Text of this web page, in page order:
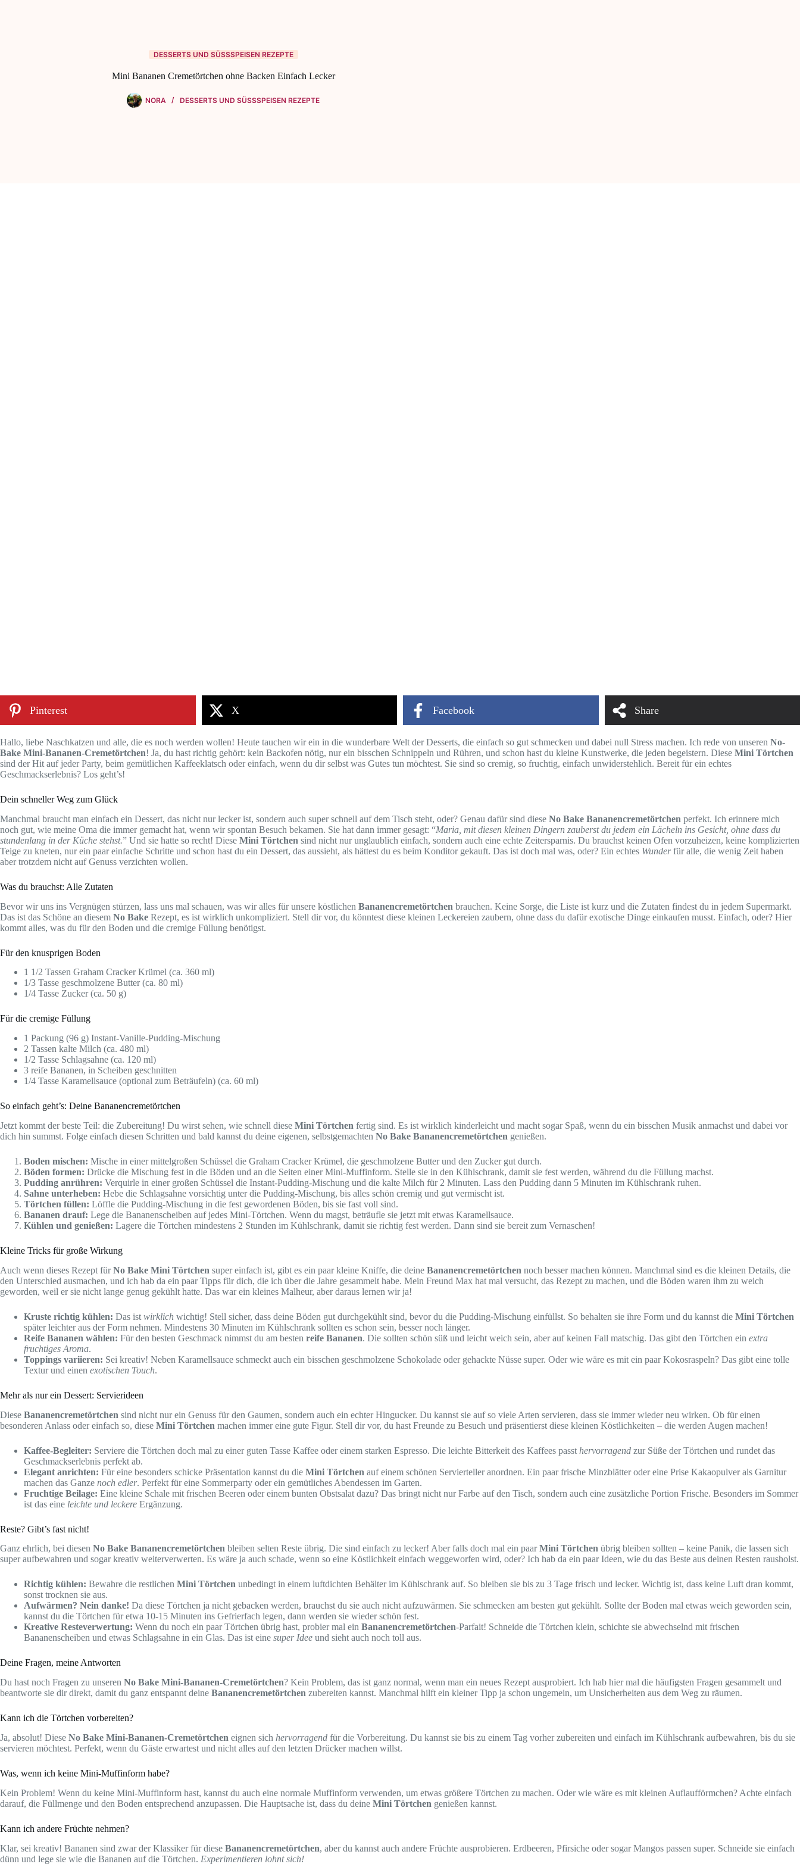
DESSERTS UND SÜSSSPEISEN REZEPTE
Mini Bananen Cremetörtchen ohne Backen Einfach Lecker
NORA DESSERTS UND SÜSSSPEISEN REZEPTE
Pinterest X Facebook Share
Hallo, liebe Naschkatzen und alle, die es noch werden wollen! Heute tauchen wir ein in die wunderbare Welt der Desserts, die einfach so gut schmecken und dabei null Stress machen. Ich rede von unseren No-
Bake Mini-Bananen-Cremetörtchen! Ja, du hast richtig gehört: kein Backofen nötig, nur ein bisschen Schnippeln und Rühren, und schon hast du kleine Kunstwerke, die jeden begeistern. Diese Mini Törtchen
sind der Hit auf jeder Party, beim gemütlichen Kaffeeklatsch oder einfach, wenn du dir selbst was Gutes tun möchtest. Sie sind so cremig, so fruchtig, einfach unwiderstehlich. Bereit für ein echtes
Geschmackserlebnis? Los geht’s!
Dein schneller Weg zum Glück
Manchmal braucht man einfach ein Dessert, das nicht nur lecker ist, sondern auch super schnell auf dem Tisch steht, oder? Genau dafür sind diese No Bake Bananencremetörtchen perfekt. Ich erinnere mich
noch gut, wie meine Oma die immer gemacht hat, wenn wir spontan Besuch bekamen. Sie hat dann immer gesagt: “Maria, mit diesen kleinen Dingern zauberst du jedem ein Lächeln ins Gesicht, ohne dass du
stundenlang in der Küche stehst.” Und sie hatte so recht! Diese Mini Törtchen sind nicht nur unglaublich einfach, sondern auch eine echte Zeitersparnis. Du brauchst keinen Ofen vorzuheizen, keine komplizierten
Teige zu kneten, nur ein paar einfache Schritte und schon hast du ein Dessert, das aussieht, als hättest du es beim Konditor gekauft. Das ist doch mal was, oder? Ein echtes Wunderfür alle, die wenig Zeit haben
aber trotzdem nicht auf Genuss verzichten wollen.
Was du brauchst: Alle Zutaten
Bevor wir uns ins Vergnügen stürzen, lass uns mal schauen, was wir alles für unsere köstlichen Bananencremetörtchen brauchen. Keine Sorge, die Liste ist kurz und die Zutaten findest du in jedem Supermarkt.
Das ist das Schöne an diesem No Bake Rezept, es ist wirklich unkompliziert. Stell dir vor, du könntest diese kleinen Leckereien zaubern, ohne dass du dafür exotische Dinge einkaufen musst. Einfach, oder? Hier
kommt alles, was du für den Boden und die cremige Füllung benötigst.
Für den knusprigen Boden
1 1/2 Tassen Graham Cracker Krümel (ca. 360 ml)
1/3 Tasse geschmolzene Butter (ca. 80 ml)
1/4 Tasse Zucker (ca. 50 g)
Für die cremige Füllung
1 Packung (96 g) Instant-Vanille-Pudding-Mischung
2 Tassen kalte Milch (ca. 480 ml)
1/2 Tasse Schlagsahne (ca. 120 ml)
3 reife Bananen, in Scheiben geschnitten
1/4 Tasse Karamellsauce (optional zum Beträufeln) (ca. 60 ml)
So einfach geht’s: Deine Bananencremetörtchen
Jetzt kommt der beste Teil: die Zubereitung! Du wirst sehen, wie schnell diese Mini Törtchen fertig sind. Es ist wirklich kinderleicht und macht sogar Spaß, wenn du ein bisschen Musik anmachst und dabei vor
dich hin summst. Folge einfach diesen Schritten und bald kannst du deine eigenen, selbstgemachten No Bake Bananencremetörtchen genießen.
Boden mischen: Mische in einer mittelgroßen Schüssel die Graham Cracker Krümel, die geschmolzene Butter und den Zucker gut durch.
Böden formen: Drücke die Mischung fest in die Böden und an die Seiten einer Mini-Muffinform. Stelle sie in den Kühlschrank, damit sie fest werden, während du die Füllung machst.
Pudding anrühren: Verquirle in einer großen Schüssel die Instant-Pudding-Mischung und die kalte Milch für 2 Minuten. Lass den Pudding dann 5 Minuten im Kühlschrank ruhen.
Sahne unterheben: Hebe die Schlagsahne vorsichtig unter die Pudding-Mischung, bis alles schön cremig und gut vermischt ist.
Törtchen füllen: Löffle die Pudding-Mischung in die fest gewordenen Böden, bis sie fast voll sind.
Bananen drauf: Lege die Bananenscheiben auf jedes Mini-Törtchen. Wenn du magst, beträufle sie jetzt mit etwas Karamellsauce.
Kühlen und genießen: Lagere die Törtchen mindestens 2 Stunden im Kühlschrank, damit sie richtig fest werden. Dann sind sie bereit zum Vernaschen!
Kleine Tricks für große Wirkung
Auch wenn dieses Rezept fürNo Bake Mini Törtchen super einfach ist, gibt es ein paar kleine Kniffe, die deine Bananencremetörtchen noch besser machen können. Manchmal sind es die kleinen Details, die
den Unterschied ausmachen, und ich hab da ein paar Tipps für dich, die ich über die Jahre gesammelt habe. Mein Freund Max hat mal versucht, das Rezept zu machen, und die Böden waren ihm zu weich
geworden, weil er sie nicht lange genug gekühlt hatte. Das war ein kleines Malheur, aber daraus lernen wir ja!
Kruste richtig kühlen: Das ist wirklich wichtig! Stell sicher, dass deine Böden gut durchgekühlt sind, bevor du die Pudding-Mischung einfüllst. So behalten sie ihre Form und du kannst die Mini Törtchen
später leichter aus der Form nehmen. Mindestens 30 Minuten im Kühlschrank sollten es schon sein, besser noch länger.
Reife Bananen wählen: Für den besten Geschmack nimmst du am besten reife Bananen. Die sollten schön süß und leicht weich sein, aber auf keinen Fall matschig. Das gibt den Törtchen ein extra
fruchtiges Aroma.
Toppings variieren: Sei kreativ! Neben Karamellsauce schmeckt auch ein bisschen geschmolzene Schokolade oder gehackte Nüsse super. Oder wie wäre es mit ein paar Kokosraspeln? Das gibt eine tolle
Textur und einen exotischen Touch.
Mehr als nur ein Dessert: Servierideen
Diese Bananencremetörtchen sind nicht nur ein Genuss für den Gaumen, sondern auch ein echter Hingucker. Du kannst sie auf so viele Arten servieren, dass sie immer wieder neu wirken. Ob für einen
besonderen Anlass oder einfach so, diese Mini Törtchen machen immer eine gute Figur. Stell dir vor, du hast Freunde zu Besuch und präsentierst diese kleinen Köstlichkeiten – die werden Augen machen!
Kaffee-Begleiter: Serviere die Törtchen doch mal zu einer guten Tasse Kaffee oder einem starken Espresso. Die leichte Bitterkeit des Kaffees passt hervorragend zur Süße der Törtchen und rundet das
Geschmackserlebnis perfekt ab.
Elegant anrichten: Für eine besonders schicke Präsentation kannst du die Mini Törtchen auf einem schönen Servierteller anordnen. Ein paar frische Minzblätter oder eine Prise Kakaopulver als Garnitur
machen das Ganze noch edler. Perfekt für eine Sommerparty oder ein gemütliches Abendessen im Garten.
Fruchtige Beilage: Eine kleine Schale mit frischen Beeren oder einem bunten Obstsalat dazu? Das bringt nicht nur Farbe auf den Tisch, sondern auch eine zusätzliche Portion Frische. Besonders im Sommer
ist das eine leichte und leckere Ergänzung.
Reste? Gibt’s fast nicht!
Ganz ehrlich, bei diesen No Bake Bananencremetörtchen bleiben selten Reste übrig. Die sind einfach zu lecker! Aber falls doch mal ein paarMini Törtchen übrig bleiben sollten – keine Panik, die lassen sich
super aufbewahren und sogar kreativ weiterverwerten. Es wäre ja auch schade, wenn so eine Köstlichkeit einfach weggeworfen wird, oder? Ich hab da ein paar Ideen, wie du das Beste aus deinen Resten rausholst.
Richtig kühlen: Bewahre die restlichen Mini Törtchen unbedingt in einem luftdichten Behälter im Kühlschrank auf. So bleiben sie bis zu 3 Tage frisch und lecker. Wichtig ist, dass keine Luft dran kommt,
sonst trocknen sie aus.
Aufwärmen? Nein danke! Da diese Törtchen ja nicht gebacken werden, brauchst du sie auch nicht aufzuwärmen. Sie schmecken am besten gut gekühlt. Sollte der Boden mal etwas weich geworden sein,
kannst du die Törtchen für etwa 10-15 Minuten ins Gefrierfach legen, dann werden sie wieder schön fest.
Kreative Resteverwertung: Wenn du noch ein paar Törtchen übrig hast, probier mal ein Bananencremetörtchen-Parfait! Schneide die Törtchen klein, schichte sie abwechselnd mit frischen
Bananenscheiben und etwas Schlagsahne in ein Glas. Das ist eine super Idee und sieht auch noch toll aus.
Deine Fragen, meine Antworten
Du hast noch Fragen zu unseren No Bake Mini-Bananen-Cremetörtchen? Kein Problem, das ist ganz normal, wenn man ein neues Rezept ausprobiert. Ich hab hier mal die häufigsten Fragen gesammelt und
beantworte sie dir direkt, damit du ganz entspannt deine Bananencremetörtchen zubereiten kannst. Manchmal hilft ein kleiner Tipp ja schon ungemein, um Unsicherheiten aus dem Weg zu räumen.
Kann ich die Törtchen vorbereiten?
Ja, absolut! Diese No Bake Mini-Bananen-Cremetörtchen eignen sich hervorragend für die Vorbereitung. Du kannst sie bis zu einem Tag vorher zubereiten und einfach im Kühlschrank aufbewahren, bis du sie
servieren möchtest. Perfekt, wenn du Gäste erwartest und nicht alles auf den letzten Drücker machen willst.
Was, wenn ich keine Mini-Muffinform habe?
Kein Problem! Wenn du keine Mini-Muffinform hast, kannst du auch eine normale Muffinform verwenden, um etwas größere Törtchen zu machen. Oder wie wäre es mit kleinen Auflaufförmchen? Achte einfach
darauf, die Füllmenge und den Boden entsprechend anzupassen. Die Hauptsache ist, dass du deine Mini Törtchen genießen kannst.
Kann ich andere Früchte nehmen?
Klar, sei kreativ! Bananen sind zwar der Klassiker für diese Bananencremetörtchen, aber du kannst auch andere Früchte ausprobieren. Erdbeeren, Pfirsiche oder sogar Mangos passen super. Schneide sie einfach
dünn und lege sie wie die Bananen auf die Törtchen. Experimentieren lohnt sich!